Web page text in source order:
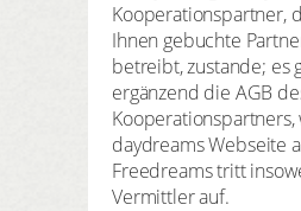
Kooperationspartner,
Ihnen gebuchte
betreibt, zustande; es
ergänzend die AGB
daydreams Webseite
Freedreams tritt
Vermittler auf.